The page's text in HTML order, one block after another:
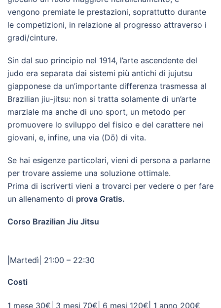
vengono premiate le prestazioni, soprattutto durante
le competizioni, in relazione al progresso attraverso i
gradi/cinture.
Sin dal suo principio nel 1914, l’arte ascendente del
judo era separata dai sistemi più antichi di jujutsu
giapponese da un’importante differenza trasmessa al
Brazilian jiu-jitsu: non si tratta solamente di un’arte
marziale ma anche di uno sport, un metodo per
promuovere lo sviluppo del fisico e del carattere nei
giovani, e, infine, una via (Dō) di vita.
Se hai esigenze particolari, vieni di persona a parlarne
per trovare assieme una soluzione ottimale.
Prima di iscriverti vieni a trovarci per vedere o per fare
un allenamento di prova Gratis.
Corso Brazilian Jiu Jitsu
|Martedì| 21:00 – 22:30
Costi
1 mese 30€| 3 mesi 70€| 6 mesi 120€| 1 anno 200€